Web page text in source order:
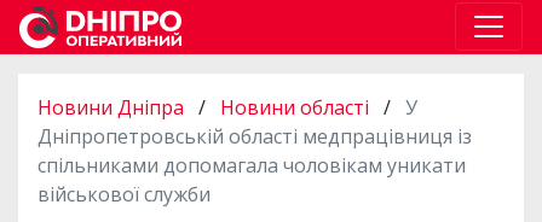
Новини Дніпра / Новини області / У
Дніпропетровській області медпрацівниця із
спільниками допомагала чоловікам уникати
військової служби